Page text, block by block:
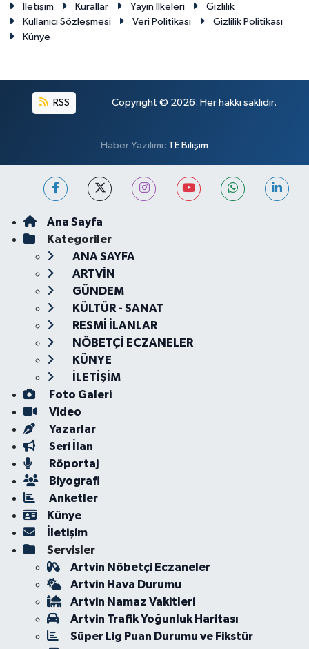
İletişim Kurallar Yayın İlkeleri
Gizlilik
Kullanıcı Sözleşmesi
Veri Politikası
Gizlilik Politikası
Künye
RSS Copyright © 2026. Her hakkı saklıdır.
Haber Yazılımı: TE Bilişim
Ana Sayfa
Kategoriler
ANA SAYFA
ARTVİN
GÜNDEM
KÜLTÜR - SANAT
RESMİ İLANLAR
NÖBETÇİ ECZANELER
KÜNYE
İLETİŞİM
Foto Galeri
Video
Yazarlar
Seri İlan
Röportaj
Biyografi
Anketler
Künye
İletişim
Servisler
Artvin Nöbetçi Eczaneler
Artvin Hava Durumu
Artvin Namaz Vakitleri
Artvin Trafik Yoğunluk Haritası
Süper Lig Puan Durumu ve Fikstür